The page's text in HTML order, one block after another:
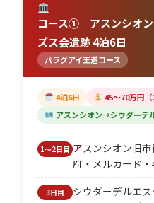
コース① アスンシオン
ズス会遺跡 4泊6日
パラグアイ王道コース
4泊6日
45〜70万円（
アスンシオン→シウダーデ
1〜2日目 アスンシオン旧
府・メルカード
3日目
シウダーデルエ